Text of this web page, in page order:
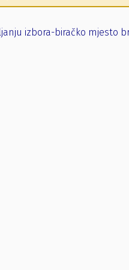
izbora-biračko mjesto
Rješenje o usvajanju